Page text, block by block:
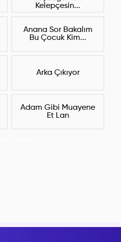
Kelepçesin...
Anana Sor Bakalım
Bu Çocuk Kim...
Arka Çıkıyor
Adam Gibi Muayene
Et Lan